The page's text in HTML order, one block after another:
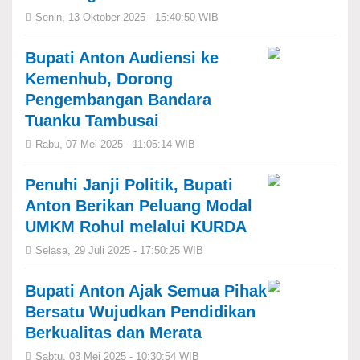
Senin, 13 Oktober 2025 - 15:40:50 WIB
Bupati Anton Audiensi ke
Kemenhub, Dorong
Pengembangan Bandara
Tuanku Tambusai
Rabu, 07 Mei 2025 - 11:05:14 WIB
Penuhi Janji Politik, Bupati
Anton Berikan Peluang Modal
UMKM Rohul melalui KURDA
Selasa, 29 Juli 2025 - 17:50:25 WIB
Bupati Anton Ajak Semua Pihak
Bersatu Wujudkan Pendidikan
Berkualitas dan Merata
Sabtu, 03 Mei 2025 - 10:30:54 WIB